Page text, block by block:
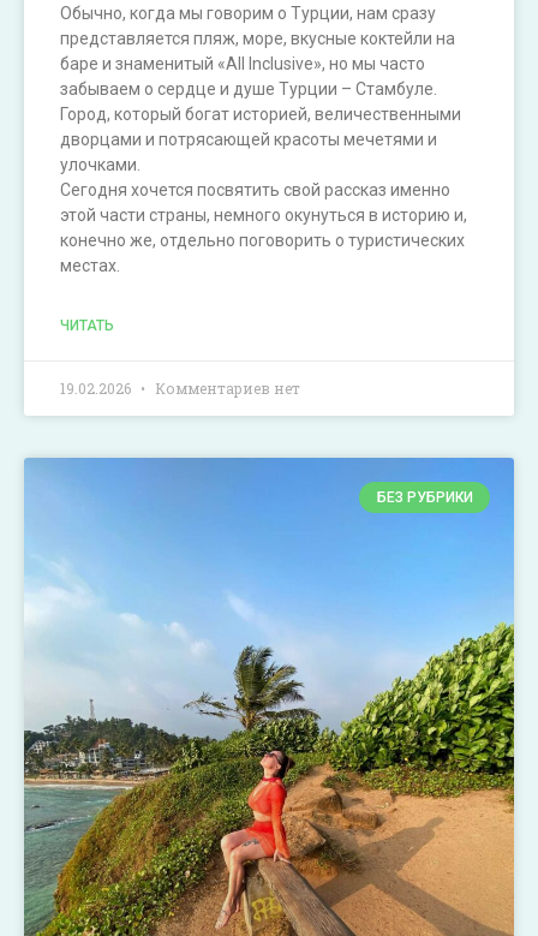
Обычно, когда мы говорим о Турции, нам сразу
представляется пляж, море, вкусные коктейли на
баре и знаменитый «All Inclusive», но мы часто
забываем о сердце и душе Турции – Стамбуле.
Город, который богат историей, величественными
дворцами и потрясающей красоты мечетями и
улочками.
Сегодня хочется посвятить свой рассказ именно
этой части страны, немного окунуться в историю и,
конечно же, отдельно поговорить о туристических
местах.
ЧИТАТЬ
19.02.2026 Комментариев нет
БЕЗ РУБРИКИ